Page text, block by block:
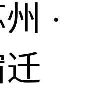
·
迁